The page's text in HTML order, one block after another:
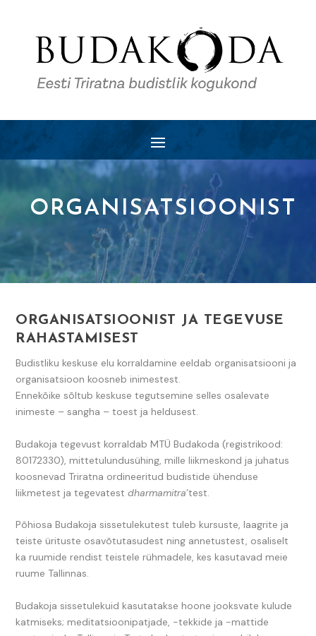
ORGANISATSIOONIST
ORGANISATSIOONIST JA TEGEVUSE
RAHASTAMISEST
Budistliku keskuse elu korraldamine eeldab organisatsiooni ja
organisatsioon koosneb inimestest.
Ennekõike sõltub keskuse tegutsemine selles osalevate
inimeste – sangha – toest ja heldusest.
Budakoja tegevust korraldab MTÜ Budakoda (registrikood:
80172330), mittetulundusühing, mille liikmeskond ja juhatus
koosnevad Triratna ordineeritud budistide ühenduse
liikmetest ja tegevatestdharmamitra’test.
Põhiosa Budakoja sissetulekutest tuleb kursuste, laagrite ja
teiste ürituste osavõtutasudest ning annetustest, osaliselt
ka ruumide rendist teistele rühmadele, kes kasutavad meie
ruume Tallinnas.
Budakoja sissetulekuid kasutatakse hoone jooksvate kulude
katmiseks; meditatsioonipatjade, -tekkide ja -mattide